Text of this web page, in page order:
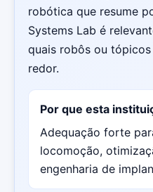
robótica que resume
Systems Lab é
quais robôs ou
redor.
Por que esta
Adequação forte
locomoção,
engenharia de